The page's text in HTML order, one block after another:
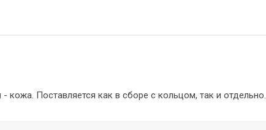
Поставляется как в сборе с кольцом, так и отдельно.